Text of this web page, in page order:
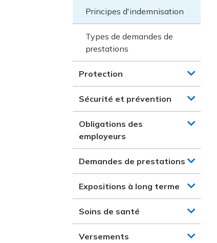
Principes d'indemnisation
Types de demandes de
prestations
Protection
Sécurité et prévention
Obligations des
employeurs
Demandes de prestations
Expositions à long terme
Soins de santé
Versements